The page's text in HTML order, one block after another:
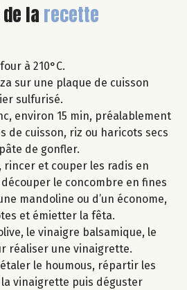
de la recette
à 210°C.
sur une plaque de cuisson
sulfurisé.
environ 15 min, préalablement
de cuisson, riz ou haricots secs
de gonfler.
rincer et couper les radis en
le concombre en fines
mandoline ou d’un économe,
et émietter la fêta.
le vinaigre balsamique, le
réaliser une vinaigrette.
le houmous, répartir les
vinaigrette puis déguster